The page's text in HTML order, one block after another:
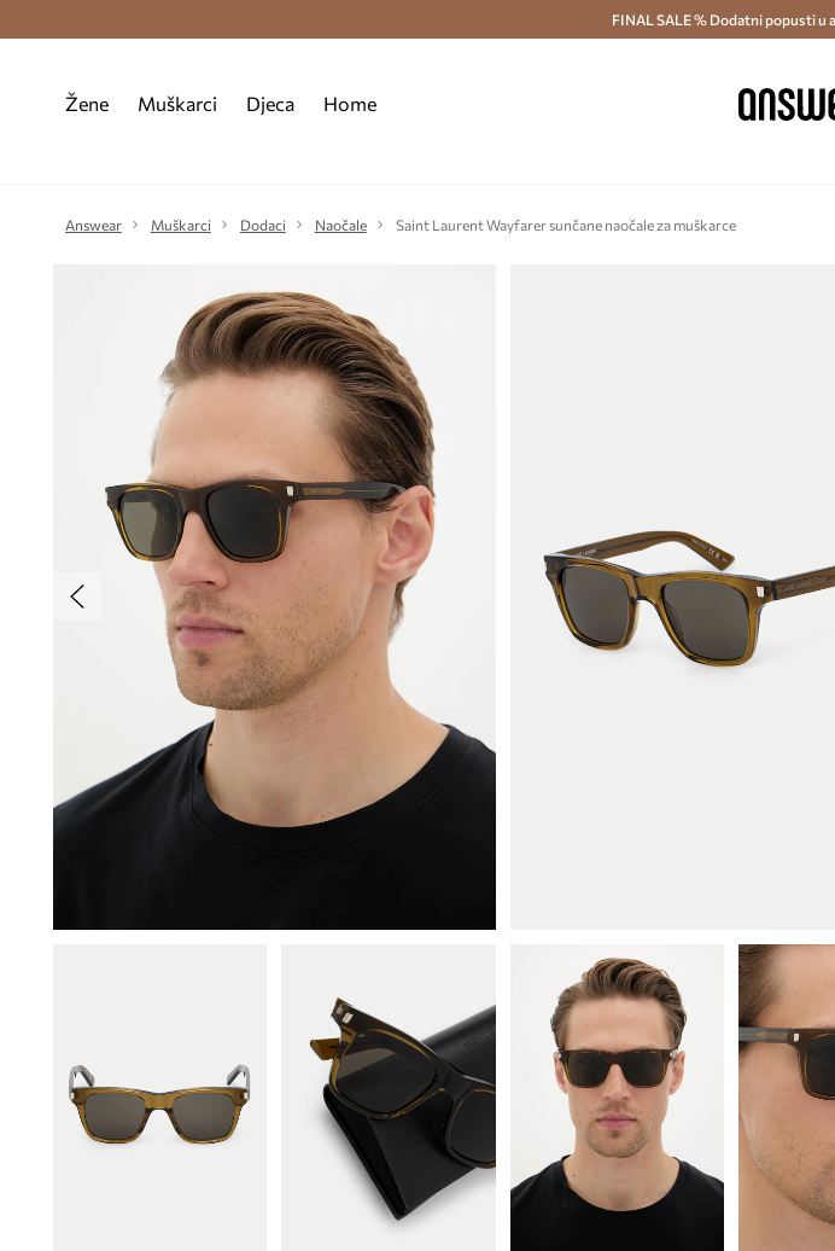
Besplatna dostava i povrat (od 70€) >FINAL SALE % Dodatni popusti u
Žene Muškarci Djeca Home
Answear Muškarci Dodaci Naočale Saint Laurent Wayfarer sunčane naočale za muškarce